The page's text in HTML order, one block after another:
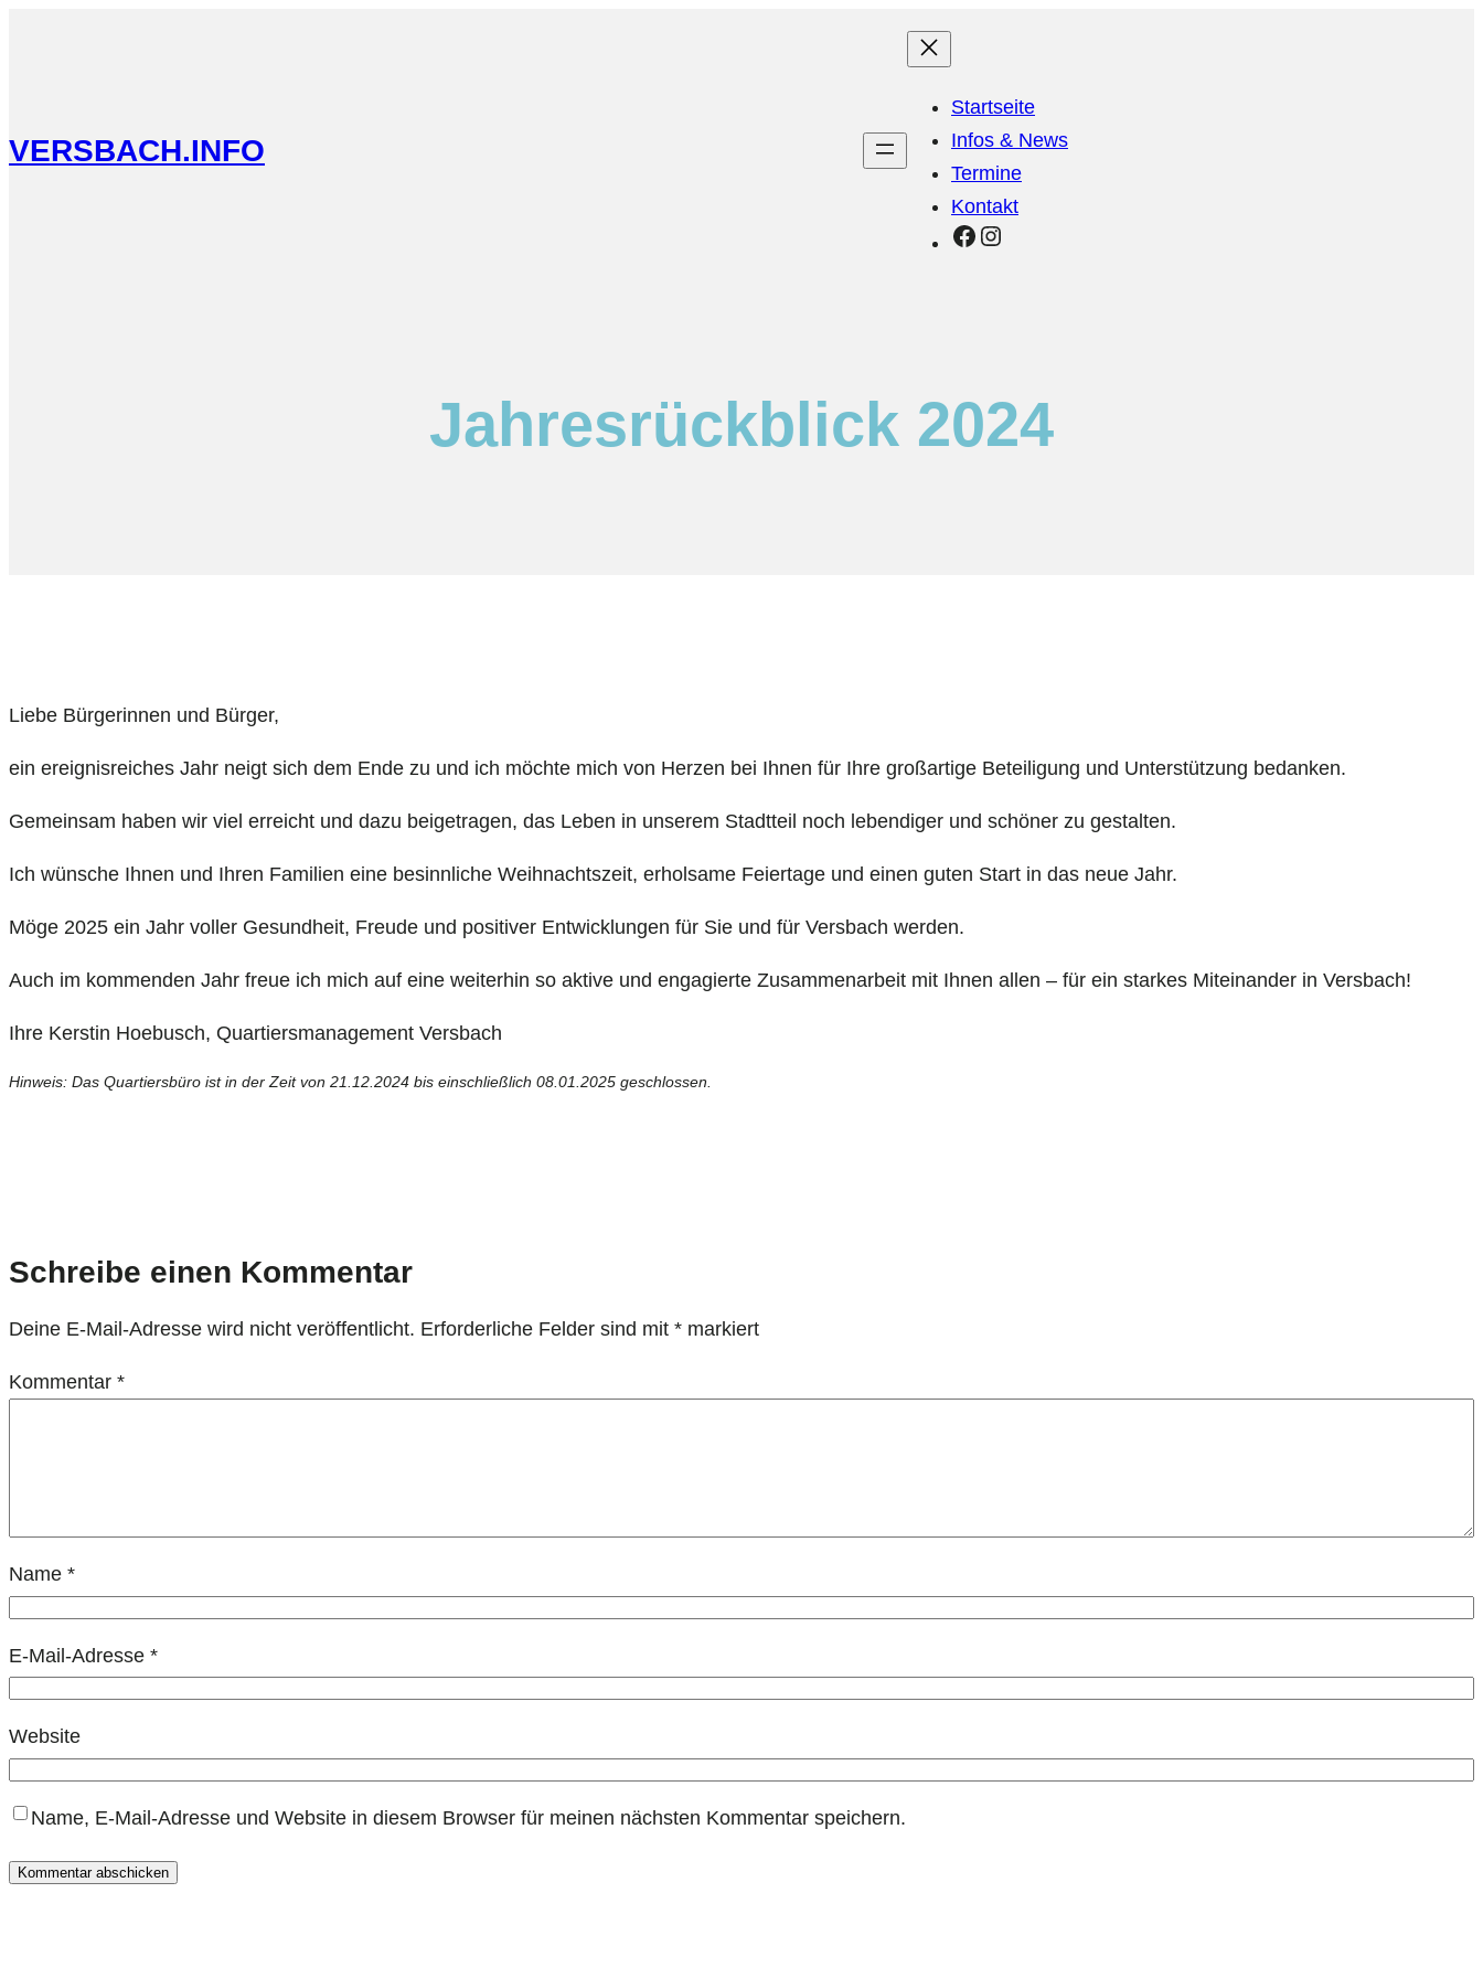
VERSBACH.INFO
Startseite
Infos & News
Termine
Kontakt
Facebook
Instagram
Jahresrückblick 2024
Liebe Bürgerinnen und Bürger,
ein ereignisreiches Jahr neigt sich dem Ende zu und ich möchte mich von Herzen bei Ihnen für Ihre großartige Beteiligung und Unterstützung bedanken.
Gemeinsam haben wir viel erreicht und dazu beigetragen, das Leben in unserem Stadtteil noch lebendiger und schöner zu gestalten.
Ich wünsche Ihnen und Ihren Familien eine besinnliche Weihnachtszeit, erholsame Feiertage und einen guten Start in das neue Jahr.
Möge 2025 ein Jahr voller Gesundheit, Freude und positiver Entwicklungen für Sie und für Versbach werden.
Auch im kommenden Jahr freue ich mich auf eine weiterhin so aktive und engagierte Zusammenarbeit mit Ihnen allen – für ein starkes Miteinander in Versbach!
Ihre Kerstin Hoebusch, Quartiersmanagement Versbach
Hinweis: Das Quartiersbüro ist in der Zeit von 21.12.2024 bis einschließlich 08.01.2025 geschlossen.
Schreibe einen Kommentar
Deine E-Mail-Adresse wird nicht veröffentlicht. Erforderliche Felder sind mit * markiert
Kommentar *
Name *
E-Mail-Adresse *
Website
Name, E-Mail-Adresse und Website in diesem Browser für meinen nächsten Kommentar speichern.